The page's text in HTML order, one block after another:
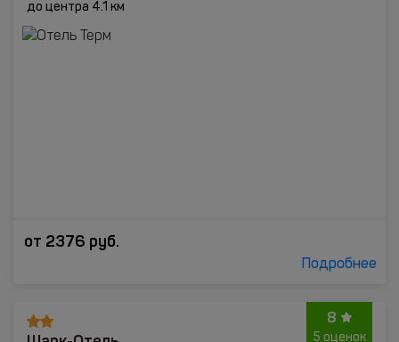
до центра 4.1 км
от 2376 руб.
Подробнее
8
5 оценок